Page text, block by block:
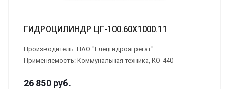
ГИДРОЦИЛИНДР ЦГ-100.60Х1000.11
Производитель: ПАО "Елецгидроагрегат"
Применяемость: Коммунальная техника, КО-440
26 850 руб.